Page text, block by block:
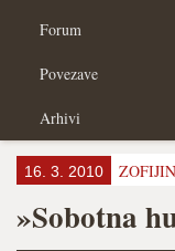
Forum
Povezave
Arhivi
16. 3. 2010
»Sobotna